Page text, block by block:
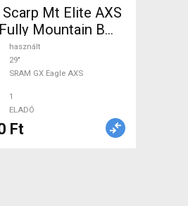
Mt Elite AXS
Mountain B
29" össztelós
GX Eagle AXS
használt
29"
SRAM GX Eagle AXS
1
ELADÓ
Ft